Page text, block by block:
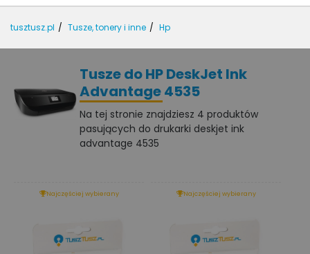
tusztusz.pl Tusze, tonery i inne Hp
Tusze do HP DeskJet Ink
Advantage 4535
Na tej stronie znajdziesz 4 produktów
pasujących do drukarki deskjet ink
advantage 4535
Najczęściej wybierany Najczęściej wybierany